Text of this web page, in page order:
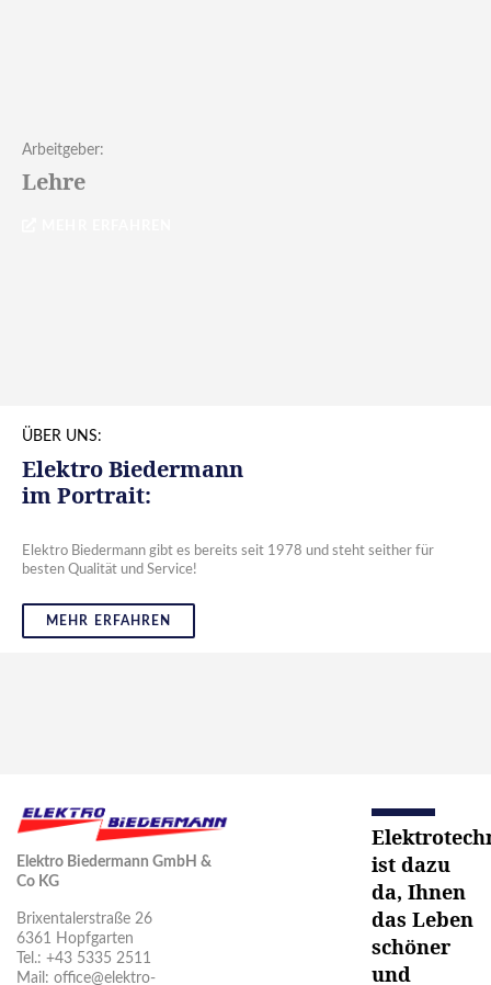
Arbeitgeber:
Lehre
ÜBER UNS:
Elektro Biedermann
im Portrait:
Elektro Biedermann gibt es bereits seit 1978 und steht seither für
besten Qualität und Service!
MEHR ERFAHREN
Elektro Biedermann GmbH &
Co KG
Brixentalerstraße 26
6361 Hopfgarten
Tel.: +43 5335 2511
Mail: office@elektro-
ist dazu
da, Ihnen
das Leben
schöner
und